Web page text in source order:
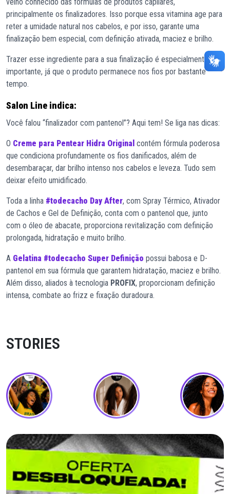
principalmente os finalizadores. Isso porque essa vitamina age para
reter a umidade natural nos cabelos, e por isso, garante uma
finalização bem especial, com definição ativada, maciez e brilho.
Trazer esse ingrediente para a sua finalização é especialmente
importante, já que o produto permanece nos fios por bastante
tempo.
Salon Line indica:
Você falou “finalizador com pantenol”? Aqui tem! Se liga nas dicas:
O Creme para Pentear Hidra Original contém fórmula poderosa
que condiciona profundamente os fios danificados, além de
desembaraçar, dar brilho intenso nos cabelos e leveza. Tudo sem
deixar efeito umidificado.
Toda a linha #todecacho Day After, com Spray Térmico, Ativador
de Cachos e Gel de Definição, conta com o pantenol que, junto
com o óleo de abacate, proporciona revitalização com definição
prolongada, hidratação e muito brilho.
A Gelatina #todecacho Super Definição possui babosa e D-
pantenol em sua fórmula que garantem hidratação, maciez e brilho.
Além disso, aliados à tecnologia PROFIX, proporcionam definição
intensa, combate ao frizz e fixação duradoura.
STORIES